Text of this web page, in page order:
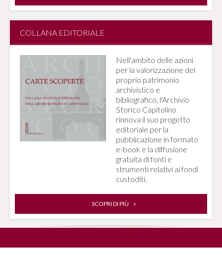
COLLANA EDITORIALE
Nell'ambito delle azioni
per la valorizzazione del
proprio patrimonio
archivistico e
bibliografico, l'Archivio
Storico Capitolino
rinnova il suo progetto
editoriale per la
pubblicazione in formato
e-book e la diffusione
gratuita di fonti e
strumenti relativi ai fondi
custoditi.
SCOPRI DI PIÙ